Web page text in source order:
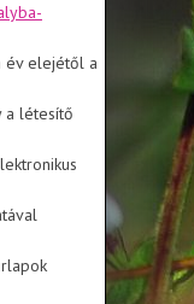
év elejétől a
a létesítő